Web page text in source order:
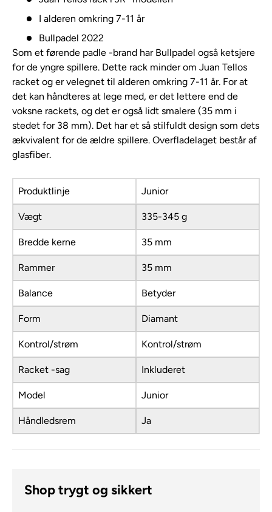
I alderen omkring 7-11 år
Bullpadel 2022
Som et førende padle -brand har Bullpadel også ketsjere
for de yngre spillere. Dette rack minder om Juan Tellos
racket og er velegnet til alderen omkring 7-11 år. For at
det kan håndteres at lege med, er det lettere end de
voksne rackets, og det er også lidt smalere (35 mm i
stedet for 38 mm). Det har et så stilfuldt design som dets
ækvivalent for de ældre spillere. Overfladelaget består af
glasfiber.
Produktlinje Junior
Vægt 335-345 g
Bredde kerne 35 mm
Rammer 35 mm
Balance Betyder
Form Diamant
Kontrol/strøm Kontrol/strøm
Racket -sag Inkluderet
Model Junior
Håndledsrem Ja
Shop trygt og sikkert